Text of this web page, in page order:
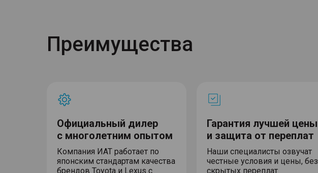
Преимущества
Официальный дилер
с многолетним опытом
Компания ИАТ работает по
японским стандартам качества
брендов Toyota и Lexus с
Гарантия лучшей цены
и защита от переплат
Наши специалисты озвучат
честные условия и цены, без
скрытых переплат